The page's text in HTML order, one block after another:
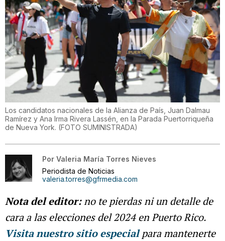
Los candidatos nacionales de la Alianza de País, Juan Dalmau
Ramírez y Ana Irma Rivera Lassén, en la Parada Puertorriqueña
de Nueva York. (FOTO SUMINISTRADA)
Por Valeria María Torres Nieves
Periodista de Noticias
valeria.torres@gfrmedia.com
Nota del editor:no te pierdas ni un detalle de
cara a las elecciones del 2024 en Puerto Rico.
Visita nuestro sitio especialpara mantenerte